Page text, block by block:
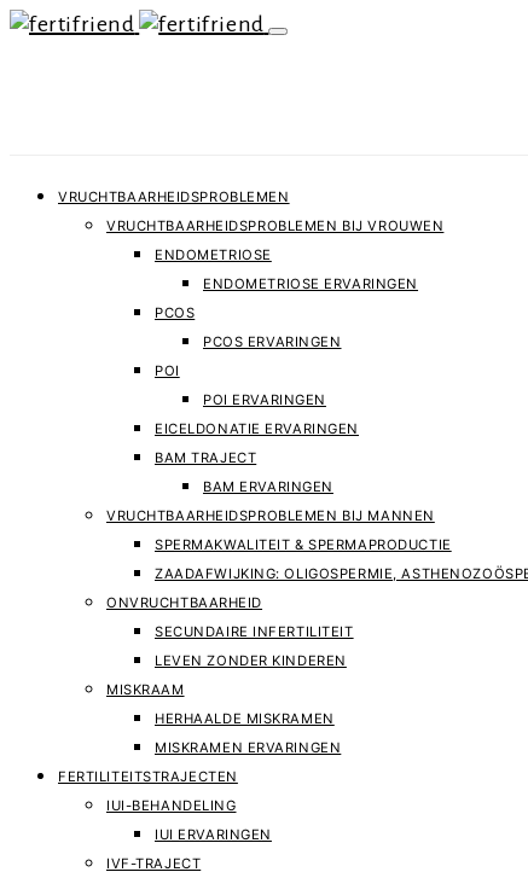
VRUCHTBAARHEIDSPROBLEMEN
VRUCHTBAARHEIDSPROBLEMEN BIJ VROUWEN
ENDOMETRIOSE
ENDOMETRIOSE ERVARINGEN
PCOS
PCOS ERVARINGEN
POI
POI ERVARINGEN
EICELDONATIE ERVARINGEN
BAM TRAJECT
BAM ERVARINGEN
VRUCHTBAARHEIDSPROBLEMEN BIJ MANNEN
SPERMAKWALITEIT & SPERMAPRODUCTIE
ZAADAFWIJKING: OLIGOSPERMIE,
ONVRUCHTBAARHEID
SECUNDAIRE INFERTILITEIT
LEVEN ZONDER KINDEREN
MISKRAAM
HERHAALDE MISKRAMEN
MISKRAMEN ERVARINGEN
FERTILITEITSTRAJECTEN
IUI-BEHANDELING
IUI ERVARINGEN
IVF-TRAJECT